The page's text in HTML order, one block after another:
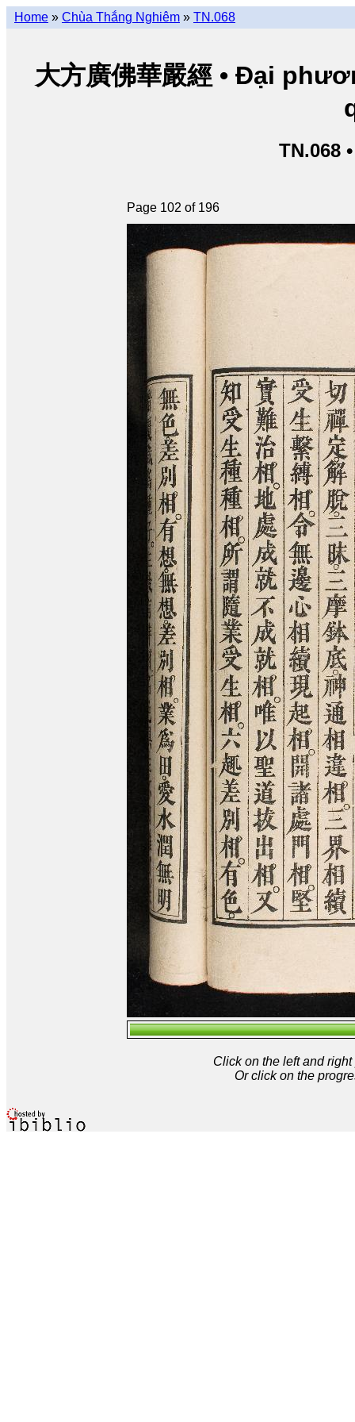
Home » Chùa Thắng Nghiêm » TN.068
大方廣佛華嚴經 • Đại
TN.068
Page 102 of 196
Click on the left and
Or click on the